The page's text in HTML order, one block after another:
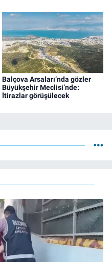
Balçova Arsaları’nda gözler
Büyükşehir Meclisi’nde:
İtirazlar görüşülecek